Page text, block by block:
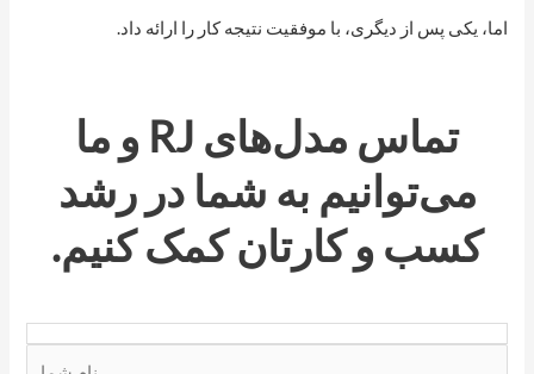
اما، یکی پس از دیگری، با موفقیت نتیجه کار را ارائه داد.
تماس مدل‌های RJ
و ما
می‌توانیم به شما در رشد
کسب و کارتان کمک کنیم.